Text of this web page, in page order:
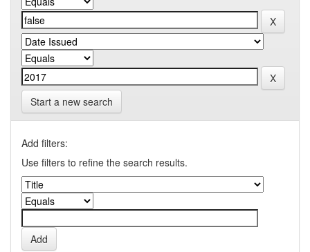
Start a new search
Add filters:
Use filters to refine the search results.